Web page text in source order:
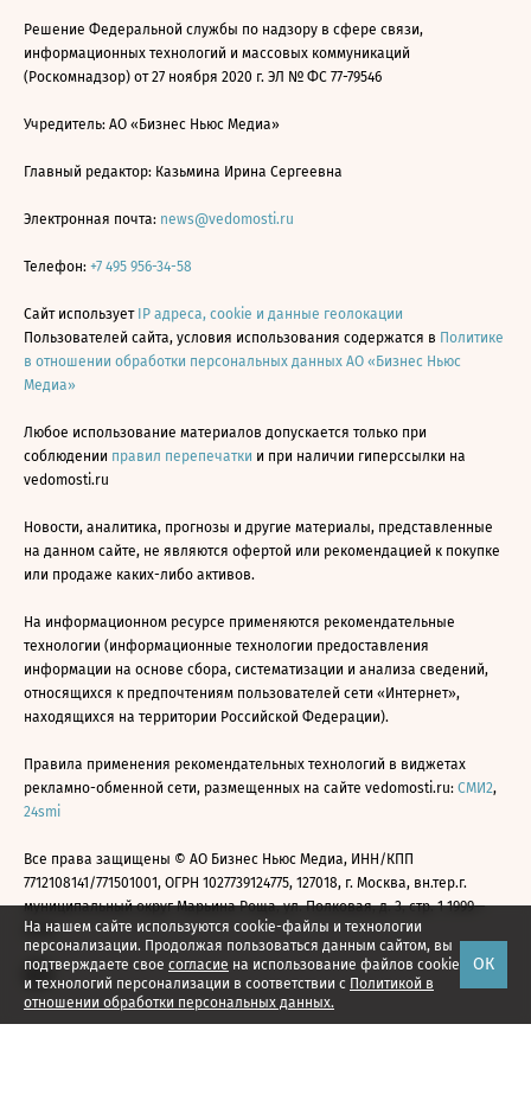
На нашем сайте используются cookie-файлы и технологии
персонализации. Продолжая пользоваться данным сайтом, вы
подтверждаете свое согласие на использование файлов cookie
и технологий персонализации в соответствии с Политикой в
отношении обработки персональных данных.
ОК
Решение Федеральной службы по надзору в сфере связи,
информационных технологий и массовых коммуникаций
(Роскомнадзор) от 27 ноября 2020 г. ЭЛ № ФС 77-79546
Учредитель: АО «Бизнес Ньюс Медиа»
Главный редактор: Казьмина Ирина Сергеевна
Электронная почта: news@vedomosti.ru
Телефон: +7 495 956-34-58
Сайт использует IP адреса, cookie и данные геолокации
Пользователей сайта, условия использования содержатся в Политике
в отношении обработки персональных данных АО «Бизнес Ньюс
Медиа»
Любое использование материалов допускается только при
соблюдении правил перепечатки и при наличии гиперссылки на
vedomosti.ru
Новости, аналитика, прогнозы и другие материалы, представленные
на данном сайте, не являются офертой или рекомендацией к покупке
или продаже каких-либо активов.
На информационном ресурсе применяются рекомендательные
технологии (информационные технологии предоставления
информации на основе сбора, систематизации и анализа сведений,
относящихся к предпочтениям пользователей сети «Интернет»,
находящихся на территории Российской Федерации).
Правила применения рекомендательных технологий в виджетах
рекламно-обменной сети, размещенных на сайте vedomosti.ru: СМИ2,
24smi
Все права защищены © АО Бизнес Ньюс Медиа, ИНН/КПП
7712108141/771501001, ОГРН 1027739124775, 127018, г. Москва, вн.тер.г.
муниципальный округ Марьина Роща, ул. Полковая, д. 3, стр. 1 1999—
2026